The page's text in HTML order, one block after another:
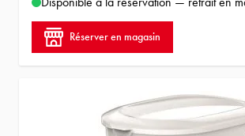
Réserver en magasin